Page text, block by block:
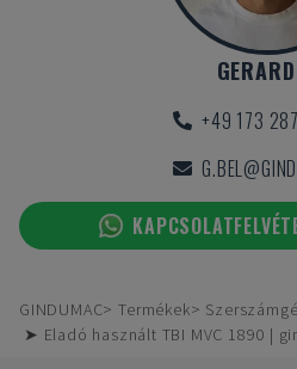
+49 173
GINDUMAC Termékek
➤ Eladó használt TBI MVC 1890 |